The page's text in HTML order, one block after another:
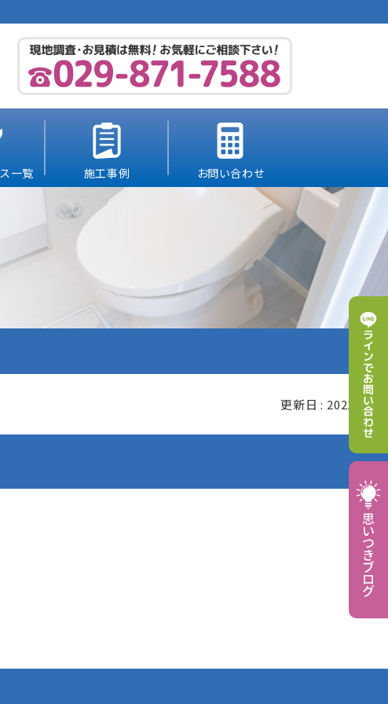
一覧 施工事例 お問い合わせ
更新日 : 2021.08.12